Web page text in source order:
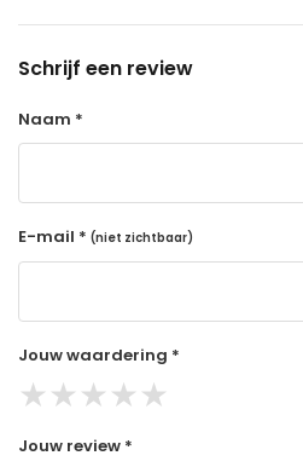
Schrijf een review
Naam *
E-mail * (niet zichtbaar)
Jouw waardering *
★★★★★
Jouw review *